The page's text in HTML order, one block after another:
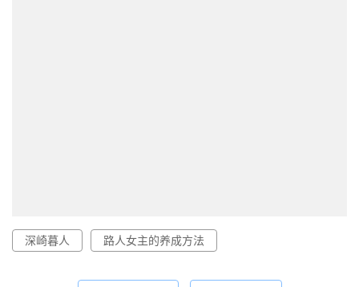
深崎暮人 路人女主的养成方法